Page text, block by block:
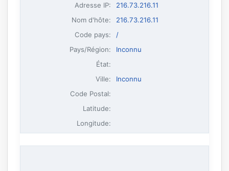
Adresse IP:
216.73.216.11
Nom d'hôte:
216.73.216.11
Code pays:
/
Pays/Région:
Inconnu
État:
Ville:
Inconnu
Code Postal:
Latitude:
Longitude: